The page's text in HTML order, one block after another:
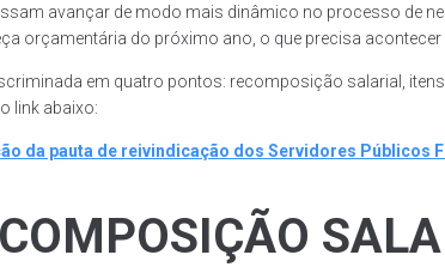
avançar de modo mais dinâmico no processo de
orçamentária do próximo ano, o que precisa acontecer
em quatro pontos: recomposição salarial,
link abaixo:
da pauta de reivindicação dos Servidores Públicos